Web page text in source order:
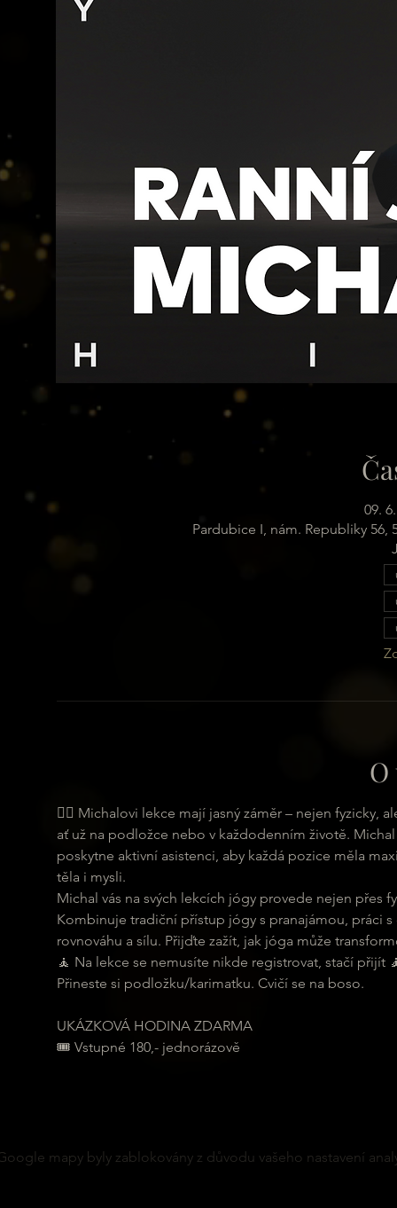
09.
Pardubice I, nám. Republiky 56,
🧘‍♀ Michalovi lekce mají jasný záměr – nejen
ať už na podložce nebo v každodenním životě.
poskytne aktivní asistenci, aby každá pozice měla
těla i mysli.
Michal vás na svých lekcích jógy provede nejen
Kombinuje tradiční přístup jógy s pranajámou, práci
rovnováhu a sílu. Přijďte zažít, jak jóga může
🧘 Na lekce se nemusíte nikde registrovat, stačí přijít
Přineste si podložku/karimatku. Cvičí se na boso.
UKÁZKOVÁ HODINA ZDARMA
🎟 Vstupné 180,- jednorázově
mapy byly zablokovány z důvodu vašeho nastavení